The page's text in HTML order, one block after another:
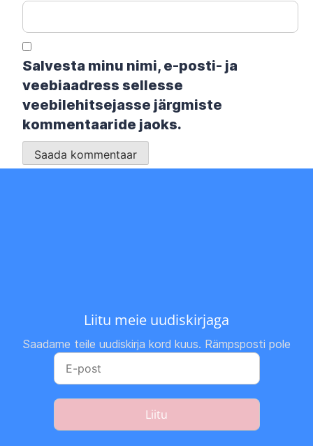
Salvesta minu nimi, e-posti- ja
veebiaadress sellesse
veebilehitsejasse järgmiste
kommentaaride jaoks.
Liitu meie uudiskirjaga
Saadame teile uudiskirja kord kuus. Rämpsposti pole
Liitu